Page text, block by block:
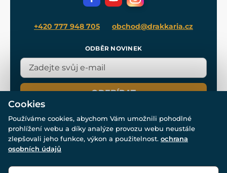
+420 777 948 705 obchod@drakkaria.cz
ODBĚR NOVINEK
ODEBÍRAT
© Všechna práva vyhrazena. www.drakkaria.cz 2007-2026.
Cookies
Používáme cookies, abychom Vám umožnili pohodlné
prohlížení webu a díky analýze provozu webu neustále
zlepšovali jeho funkce, výkon a použitelnost. ochrana
osobních údajů